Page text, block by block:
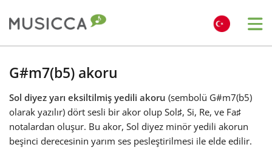
Български
Dansk
G#m7(b5) akoru
Sol diyez yarı eksiltilmiş yedili akoru (sembolü G#m7(b5)
olarak yazılır) dört sesli bir akor olup Sol♯, Si, Re, ve Fa♯
notalardan oluşur. Bu akor, Sol diyez minör yedili akorun
beşinci derecesinin yarım ses pesleştirilmesi ile elde edilir.